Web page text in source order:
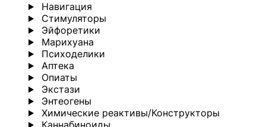
Навигация
Стимуляторы
Эйфоретики
Марихуана
Психоделики
Аптека
Опиаты
Экстази
Энтеогены
Химические реактивы/Конструкторы
Каннабиноиды